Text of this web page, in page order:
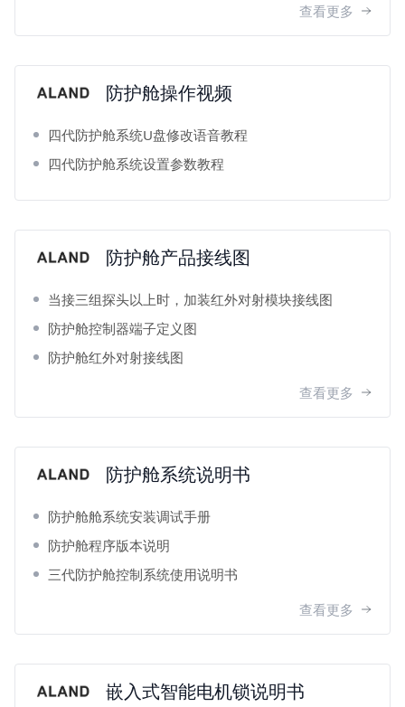
查看更多
防护舱操作视频
四代防护舱系统U盘修改语音教程
四代防护舱系统设置参数教程
防护舱产品接线图
当接三组探头以上时，加装红外对射模块接线图
防护舱控制器端子定义图
防护舱红外对射接线图
查看更多
防护舱系统说明书
防护舱舱系统安装调试手册
防护舱程序版本说明
三代防护舱控制系统使用说明书
查看更多
嵌入式智能电机锁说明书